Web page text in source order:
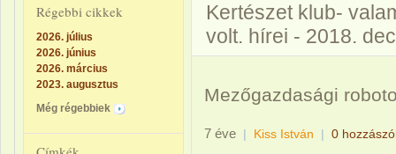
Régebbi cikkek
2026. július
2026. június
2026. március
2023. augusztus
Még régebbiek
Kertészet klub-
volt. hírei - 2018.
Mezőgazdasági
7 éve | Kiss István | 0